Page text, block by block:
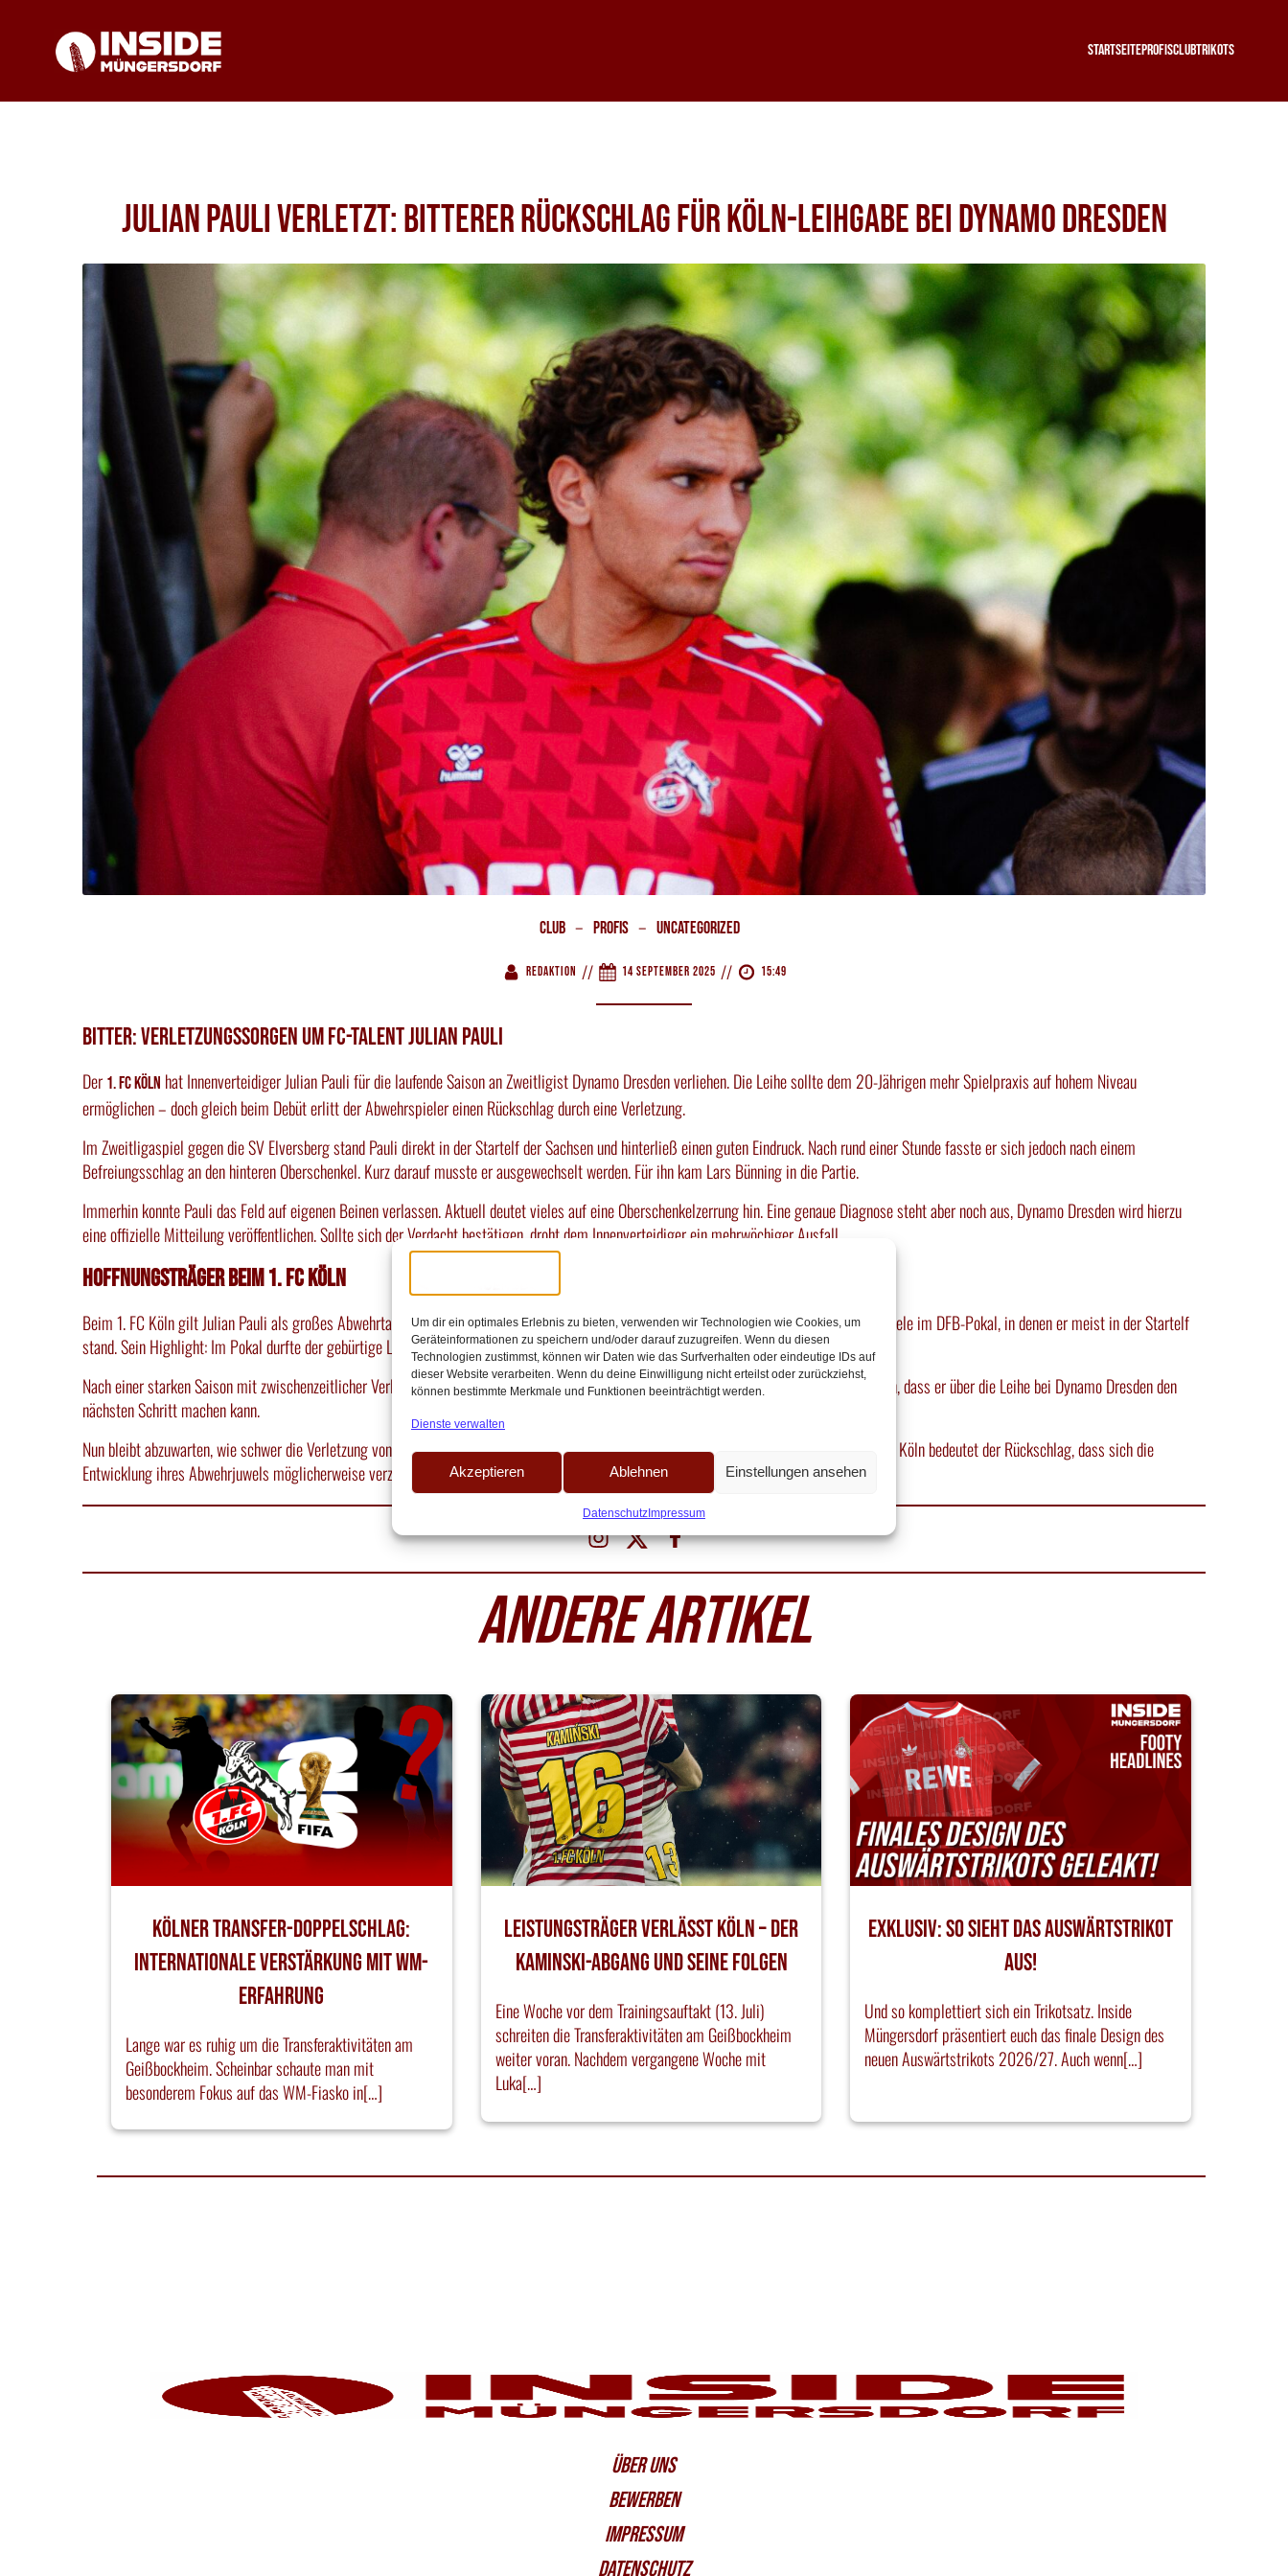
Um dir ein optimales Erlebnis zu bieten, verwenden wir Technologien wie Cookies, um
Geräteinformationen zu speichern und/oder darauf zuzugreifen. Wenn du diesen
Technologien zustimmst, können wir Daten wie das Surfverhalten oder eindeutige IDs auf
dieser Website verarbeiten. Wenn du deine Einwilligung nicht erteilst oder zurückziehst,
können bestimmte Merkmale und Funktionen beeinträchtigt werden.
Dienste verwalten
Akzeptieren Ablehnen Einstellungen ansehen
DatenschutzImpressum
StartseiteProfisClubTrikots
Julian Pauli verletzt: Bitterer Rückschlag für Köln-Leihgabe bei Dynamo Dresden
Club – Profis – Uncategorized
Redaktion // 14 September 2025 // 15:49
Bitter: Verletzungssorgen um FC-Talent Julian Pauli
Der 1. FC Köln hat Innenverteidiger Julian Pauli für die laufende Saison an Zweitligist Dynamo Dresden verliehen. Die Leihe sollte dem 20-Jährigen mehr Spielpraxis auf hohem Niveau
ermöglichen – doch gleich beim Debüt erlitt der Abwehrspieler einen Rückschlag durch eine Verletzung.
Im Zweitligaspiel gegen die SV Elversberg stand Pauli direkt in der Startelf der Sachsen und hinterließ einen guten Eindruck. Nach rund einer Stunde fasste er sich jedoch nach einem
Befreiungsschlag an den hinteren Oberschenkel. Kurz darauf musste er ausgewechselt werden. Für ihn kam Lars Bünning in die Partie.
Immerhin konnte Pauli das Feld auf eigenen Beinen verlassen. Aktuell deutet vieles auf eine Oberschenkelzerrung hin. Eine genaue Diagnose steht aber noch aus, Dynamo Dresden wird hierzu
eine offizielle Mitteilung veröffentlichen. Sollte sich der Verdacht bestätigen, droht dem Innenverteidiger ein mehrwöchiger Ausfall.
Hoffnungsträger beim 1. FC Köln
Beim 1. FC Köln gilt Julian Pauli als großes Abwehrtalent. In der vergangenen Saison kam er bereits auf 17 Zweitliga-Einsätze sowie drei Spiele im DFB-Pokal, in denen er meist in der Startelf
stand. Sein Highlight: Im Pokal durfte der gebürtige Londoner sogar ein Tor bejubeln.
Nach einer starken Saison mit zwischenzeitlicher Verletzungspause aufgrund einer Gehirnerschütterung hatte man in Köln große Hoffnungen, dass er über die Leihe bei Dynamo Dresden den
nächsten Schritt machen kann.
Nun bleibt abzuwarten, wie schwer die Verletzung von Julian Pauli wirklich ist – und wann er für Dynamo wieder auflaufen kann. Für den 1. FC Köln bedeutet der Rückschlag, dass sich die
Entwicklung ihres Abwehrjuwels möglicherweise verzögert.
ANDERE ARTIKEL
Kölner Transfer-Doppelschlag:
Internationale Verstärkung mit WM-
Erfahrung
Lange war es ruhig um die Transferaktivitäten am
Geißbockheim. Scheinbar schaute man mit
besonderem Fokus auf das WM-Fiasko in[…]
Leistungsträger verlässt Köln – Der
Kaminski-Abgang und seine Folgen
Eine Woche vor dem Trainingsauftakt (13. Juli)
schreiten die Transferaktivitäten am Geißbockheim
weiter voran. Nachdem vergangene Woche mit
Luka[…]
EXKLUSIV: SO SIEHT DAS AUSWÄRTSTRIKOT
AUS!
Und so komplettiert sich ein Trikotsatz. Inside
Müngersdorf präsentiert euch das finale Design des
neuen Auswärtstrikots 2026/27. Auch wenn[…]
ÜBER UNS
BEWERBEN
IMPRESSUM
DATENSCHUTZ